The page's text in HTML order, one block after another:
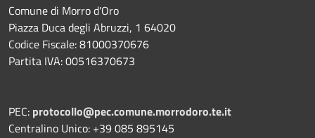
Comune di Morro d'Oro
Piazza Duca degli Abruzzi, 1 64020
Codice Fiscale: 81000370676
Partita IVA: 00516370673
PEC: protocollo@pec.comune.morrodoro.te.it
Centralino Unico: +39 085 895145